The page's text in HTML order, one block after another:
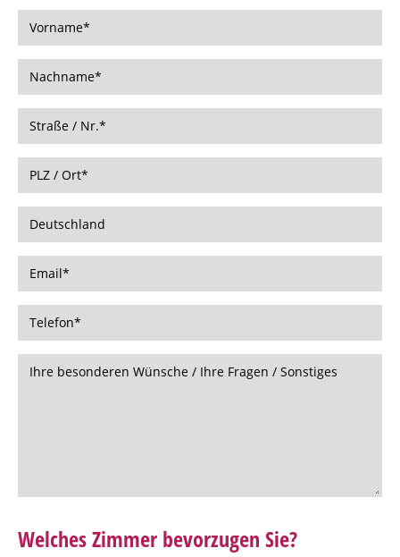
Welches Zimmer bevorzugen Sie?